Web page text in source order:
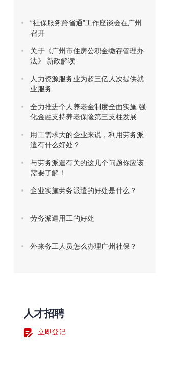
“社保服务跨省通”工作座谈会在广州
召开
关于《广州市住房公积金缴存管理办
法》 新政解读
人力资源服务业为超三亿人次提供就
业服务
全力推进个人养老金制度全面实施 强
化金融支持养老保险第三支柱发展
用工需求大的企业来说，利用劳务派
遣有什么好处？
与劳务派遣有关的这几个问题你应该
需要了解！
企业实施劳务派遣的好处是什么？
劳务派遣用工的好处
外来务工人员怎么办理广州社保？
人才招聘
立即登记